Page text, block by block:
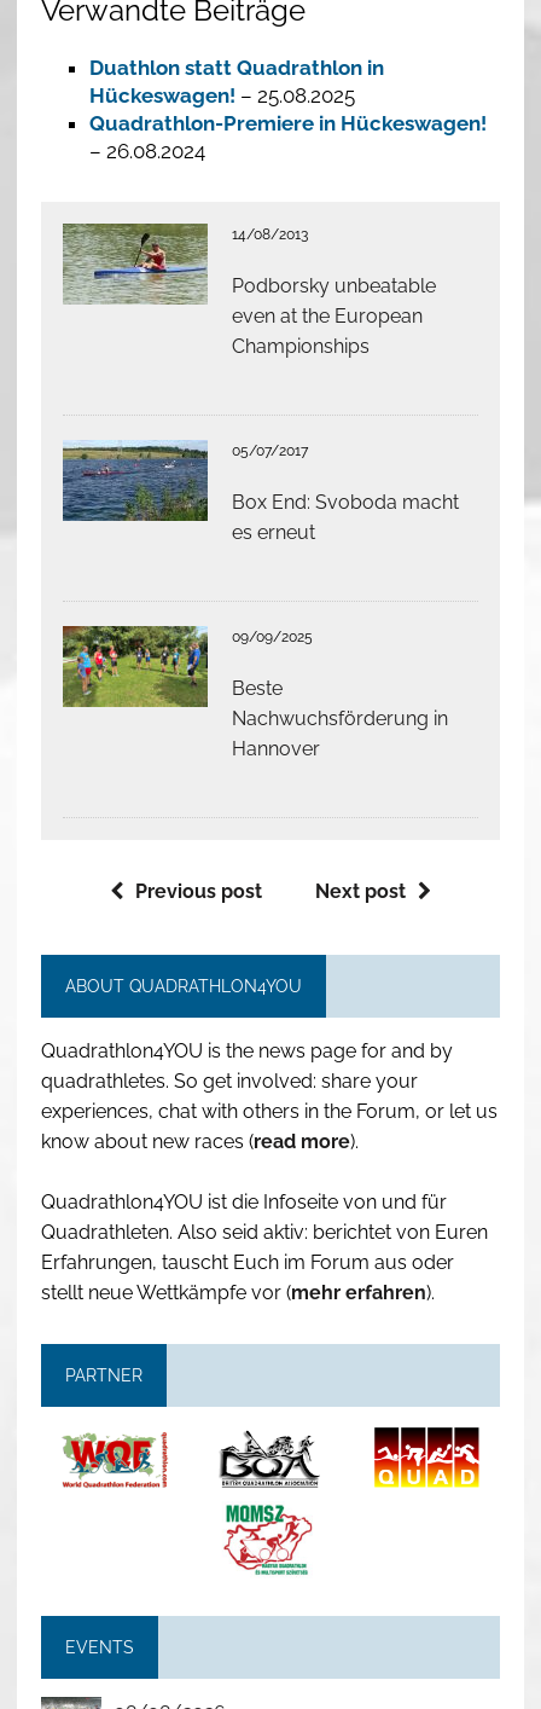
Verwandte Beiträge
Duathlon statt Quadrathlon in
Hückeswagen! – 25.08.2025
Quadrathlon-Premiere in Hückeswagen!
– 26.08.2024
14/08/2013
Podborsky unbeatable
even at the European
Championships
05/07/2017
Box End: Svoboda macht
es erneut
09/09/2025
Beste
Nachwuchsförderung in
Hannover
Previous post Next post
ABOUT QUADRATHLON4YOU
Quadrathlon4YOU is the news page for and by
quadrathletes. So get involved: share your
experiences, chat with others in the Forum, or let us
know about new races (read more).
Quadrathlon4YOU ist die Infoseite von und für
Quadrathleten. Also seid aktiv: berichtet von Euren
Erfahrungen, tauscht Euch im Forum aus oder
stellt neue Wettkämpfe vor (mehr erfahren).
PARTNER
EVENTS